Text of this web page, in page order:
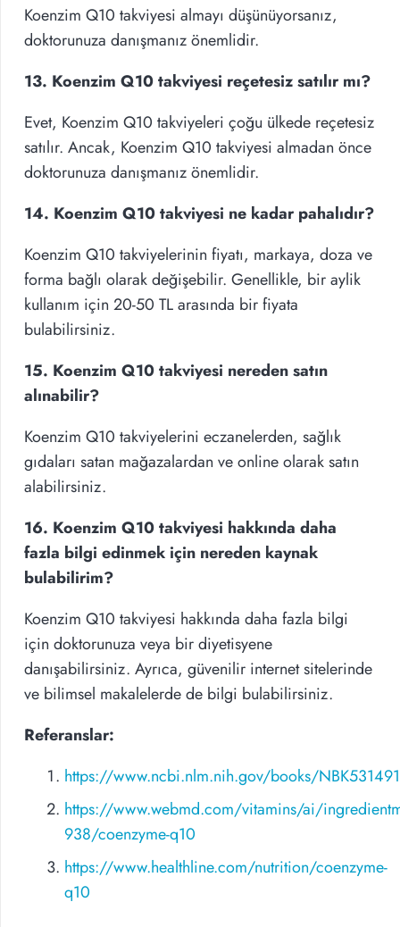
Koenzim Q10 takviyesi almayı düşünüyorsanız,
doktorunuza danışmanız önemlidir.
13. Koenzim Q10 takviyesi reçetesiz satılır mı?
Evet, Koenzim Q10 takviyeleri çoğu ülkede reçetesiz
satılır. Ancak, Koenzim Q10 takviyesi almadan önce
doktorunuza danışmanız önemlidir.
14. Koenzim Q10 takviyesi ne kadar pahalıdır?
Koenzim Q10 takviyelerinin fiyatı, markaya, doza ve
forma bağlı olarak değişebilir. Genellikle, bir aylik
kullanım için 20-50 TL arasında bir fiyata
bulabilirsiniz.
15. Koenzim Q10 takviyesi nereden satın
alınabilir?
Koenzim Q10 takviyelerini eczanelerden, sağlık
gıdaları satan mağazalardan ve online olarak satın
alabilirsiniz.
16. Koenzim Q10 takviyesi hakkında daha
fazla bilgi edinmek için nereden kaynak
bulabilirim?
Koenzim Q10 takviyesi hakkında daha fazla bilgi
için doktorunuza veya bir diyetisyene
danışabilirsiniz. Ayrıca, güvenilir internet sitelerinde
ve bilimsel makalelerde de bilgi bulabilirsiniz.
Referanslar:
https://www.ncbi.nlm.nih.gov/books/
https://www.webmd.com/vitamins/ai/
938/coenzyme-q10
https://www.healthline.com/nutrition/coenzyme-
q10